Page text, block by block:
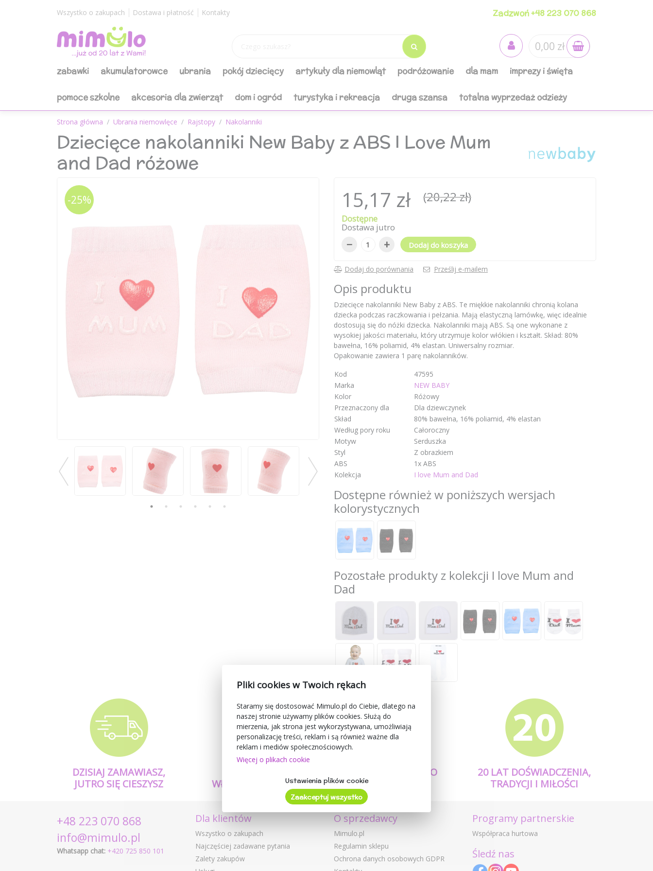
Wszystko o zakupach Dostawa i płatność Kontakty Zadzwoń +48 223 070 868
0,00 zł
zabawki akumulatorowce ubrania pokój dziecięcy artykuły dla niemowląt podróżowanie dla mam imprezy i święta
pomoce szkolne akcesoria dla zwierząt dom i ogród turystyka i rekreacja druga szansa totalna wyprzedaż odzieży
Strona główna Ubrania niemowlęce Rajstopy Nakolanniki
Dziecięce nakolanniki New Baby z ABS I Love Mum
and Dad różowe
-25% 15,17 zł (20,22 zł)
Dostępne
Dostawa jutro
− + Dodaj do koszyka
Dodaj do porównania Prześlij e-mailem
Opis produktu
Dziecięce nakolanniki New Baby z ABS. Te miękkie nakolanniki chronią kolana
dziecka podczas raczkowania i pełzania. Mają elastyczną lamówkę, więc idealnie
dostosują się do nóżki dziecka. Nakolanniki mają ABS. Są one wykonane z
wysokiej jakości materiału, który utrzymuje kolor włókien i kształt. Skład: 80%
bawełna, 16% poliamid, 4% elastan. Uniwersalny rozmiar.
Opakowanie zawiera 1 parę nakolanników.
Kod
47595
Marka
NEW BABY
Kolor
Różowy
Przeznaczony dla
Dla dziewczynek
Skład
80% bawełna, 16% poliamid, 4% elastan
Według pory roku
Całoroczny
Motyw
Serduszka
Styl
Z obrazkiem
ABS
1x ABS
Kolekcja
I love Mum and Dad
Dostępne również w poniższych wersjach
kolorystycznych
Pozostałe produkty z kolekcji I love Mum and
Dad
DZISIAJ ZAMAWIASZ,
JUTRO SIĘ CIESZYSZ
WŁASNE PRODUKTY
BEZPIECZEŃSTWO
20 LAT DOŚWIADCZENIA,
TRADYCJI I MIŁOŚCI
+48 223 070 868
info@mimulo.pl
Whatsapp chat: +420 725 850 101
Dla klientów
Wszystko o zakupach
Najczęściej zadawane pytania
Zalety zakupów
O sprzedawcy
Mimulo.pl
Regulamin sklepu
Ochrona danych osobowych GDPR
Programy partnerskie
Współpraca hurtowa
Śledź nas
Pliki cookies w Twoich rękach
Staramy się dostosować Mimulo.pl do Ciebie, dlatego na
naszej stronie używamy plików cookies. Służą do
mierzenia, jak strona jest wykorzystywana, umożliwiają
personalizację treści, reklam i są również ważne dla
reklam i mediów społecznościowych.
Więcej o plikach cookie
Ustawienia plików cookie
Zaakceptuj wszystko